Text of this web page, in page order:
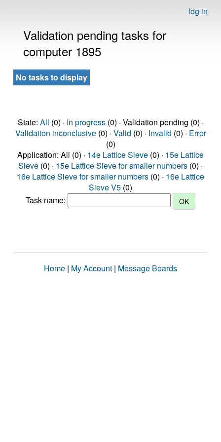
log in
Validation pending tasks for
computer 1895
No tasks to display
State: All (0) · In progress(0) · Validation pending (0) ·
Validation inconclusive(0) · Valid (0) · Invalid (0) · Error
(0)
Application: All (0) · 14e Lattice Sieve (0) · 15e Lattice
Sieve (0) · 15e Lattice Sieve for smaller numbers (0) ·
16e Lattice Sieve for smaller numbers (0) · 16e Lattice
Sieve V5 (0)
Task name:
Home | My Account | Message Boards